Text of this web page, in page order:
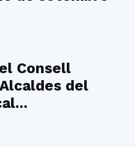
Consell
del